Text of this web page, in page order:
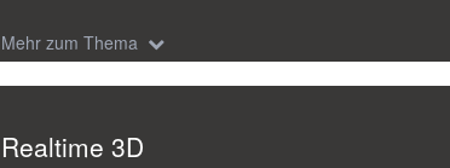
Mehr zum Thema
Realtime 3D